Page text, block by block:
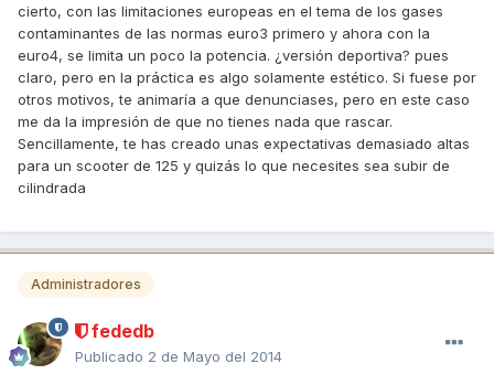
cierto, con las limitaciones europeas en el tema de los gases
contaminantes de las normas euro3 primero y ahora con la
euro4, se limita un poco la potencia. ¿versión deportiva? pues
claro, pero en la práctica es algo solamente estético. Si fuese por
otros motivos, te animaría a que denunciases, pero en este caso
me da la impresión de que no tienes nada que rascar.
Sencillamente, te has creado unas expectativas demasiado altas
para un scooter de 125 y quizás lo que necesites sea subir de
cilindrada
Administradores
fededb
Publicado 2 de Mayo del 2014